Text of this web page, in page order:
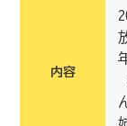
内容